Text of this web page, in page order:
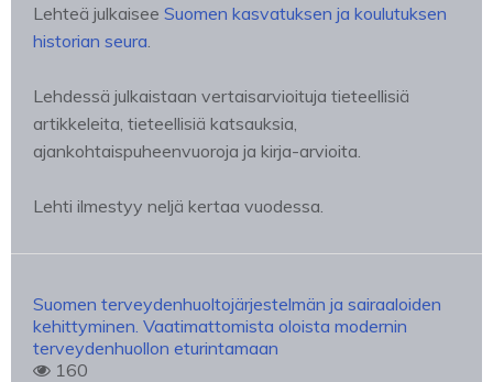
Lehteä julkaisee Suomen kasvatuksen ja koulutuksen
historian seura
Lehdessä julkaistaan vertaisarvioituja tieteellisiä
artikkeleita, tieteellisiä katsauksia,
ajankohtaispuheenvuoroja ja kirja-arvioita.
Lehti ilmestyy neljä kertaa vuodessa.
Suomen terveydenhuoltojärjestelmän ja sairaaloiden
kehittyminen. Vaatimattomista oloista modernin
terveydenhuollon eturintamaan
160